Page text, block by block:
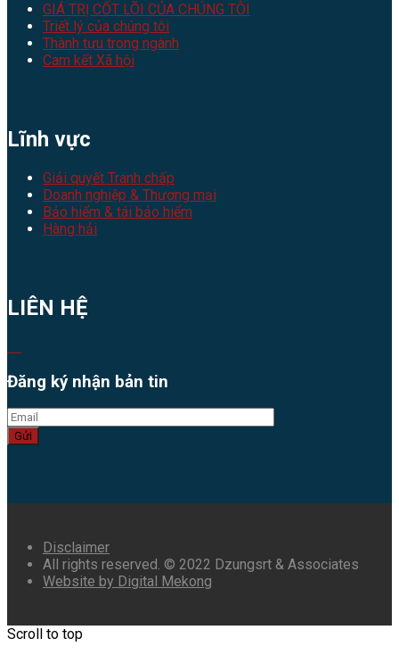
GIÁ TRỊ CỐT LÕI CỦA CHÚNG TÔI
Triết lý của chúng tôi
Thành tựu trong ngành
Cam kết Xã hội
Lĩnh vực
Giải quyết Tranh chấp
Doanh nghiệp & Thương mại
Bảo hiểm & tái bảo hiểm
Hàng hải
LIÊN HỆ
Đăng ký nhận bản tin
Gửi
Disclaimer
All rights reserved. © 2022 Dzungsrt & Associates
Website by Digital Mekong
Scroll to top